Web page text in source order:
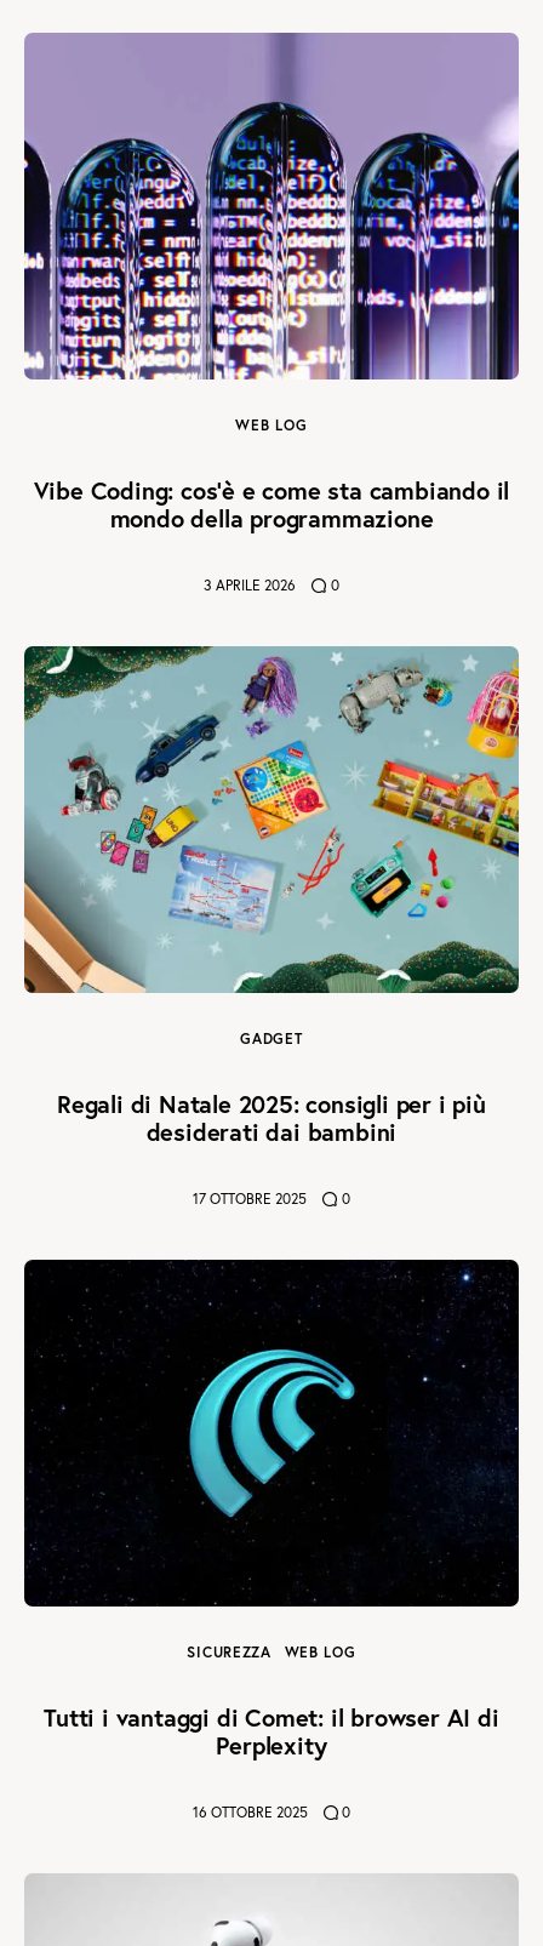
WEB LOG
Vibe Coding: cos’è e come sta cambiando il
mondo della programmazione
3 APRILE 2026 0
GADGET
Regali di Natale 2025: consigli per i più
desiderati dai bambini
17 OTTOBRE 2025 0
SICUREZZA WEB LOG
Tutti i vantaggi di Comet: il browser AI di
Perplexity
16 OTTOBRE 2025 0